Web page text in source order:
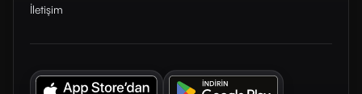
İletişim